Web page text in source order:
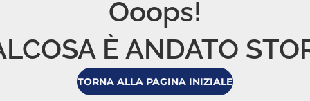
Ooops!
È ANDATO
TORNA ALLA PAGINA INIZIALE